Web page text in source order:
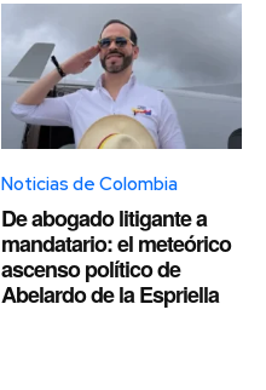
Noticias de Colombia
De abogado litigante a
mandatario: el meteórico
ascenso político de
Abelardo de la Espriella